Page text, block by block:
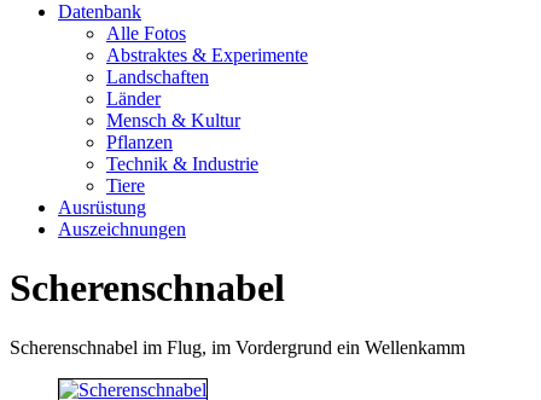
Datenbank
Alle Fotos
Abstraktes & Experimente
Landschaften
Länder
Mensch & Kultur
Pflanzen
Technik & Industrie
Tiere
Ausrüstung
Auszeichnungen
Scherenschnabel
Scherenschnabel im Flug, im Vordergrund ein Wellenkamm